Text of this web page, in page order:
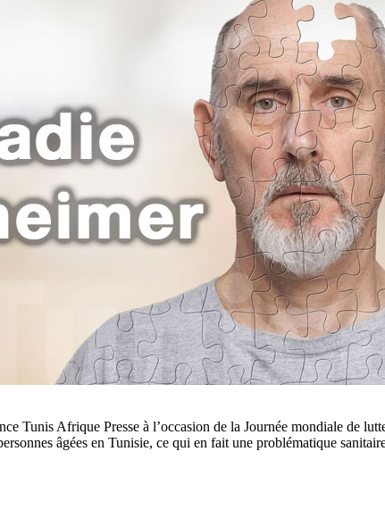
Tunis Afrique Presse à l’occasion de la Journée mondiale de
âgées en Tunisie, ce qui en fait une problématique